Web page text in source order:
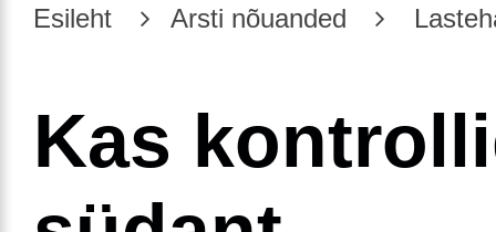
Esileht Arsti nõuanded
Kas